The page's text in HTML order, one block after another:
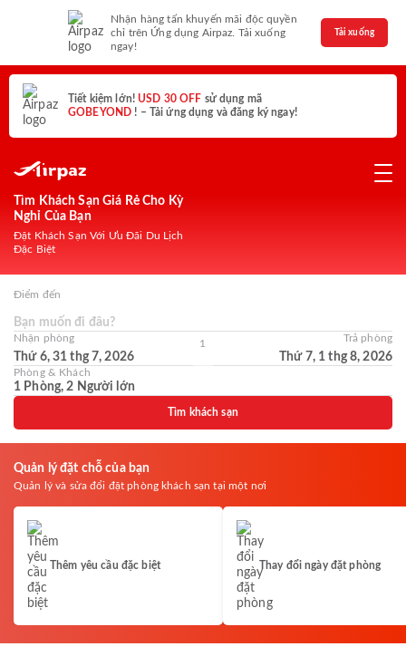
Nhận hàng tấn khuyến mãi độc quyền
chỉ trên Ứng dụng Airpaz. Tải xuống
ngay!
Tải xuống
Tiết kiệm lớn!USD 30 OFF sử dụng mã
GOBEYOND ! – Tải ứng dụng và đăng ký ngay!
Tìm Khách Sạn Giá Rẻ Cho Kỳ
Nghỉ Của Bạn
Đặt Khách Sạn Với Ưu Đãi Du Lịch
Đặc Biệt
Điểm đến
Bạn muốn đi đâu?
Nhận phòng
Thứ 6, 31 thg 7, 2026
1 Trả phòng
Thứ 7, 1 thg 8, 2026
Phòng & Khách
1 Phòng, 2 Người lớn
Tìm khách sạn
Quản lý đặt chỗ của bạn
Quản lý và sửa đổi đặt phòng khách sạn tại một nơi
Thêm yêu cầu đặc biệt Thay đổi ngày đặt phòng